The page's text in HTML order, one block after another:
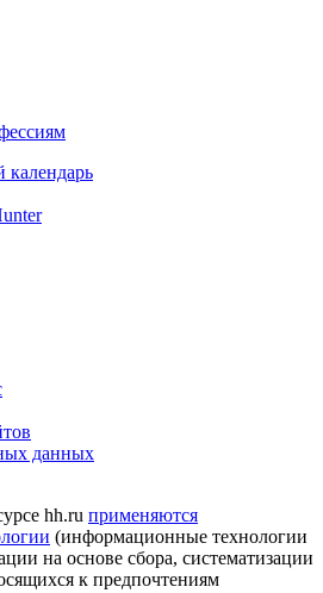
календарь
данных
hh.ru применяются
(информационные технологии
на основе сбора, систематизации
к предпочтениям